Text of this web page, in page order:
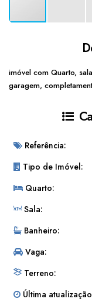
imóvel com Quarto,
garagem,
Referência:
Tipo de Imóvel:
Quarto:
Sala:
Banheiro:
Vaga:
Terreno:
Última